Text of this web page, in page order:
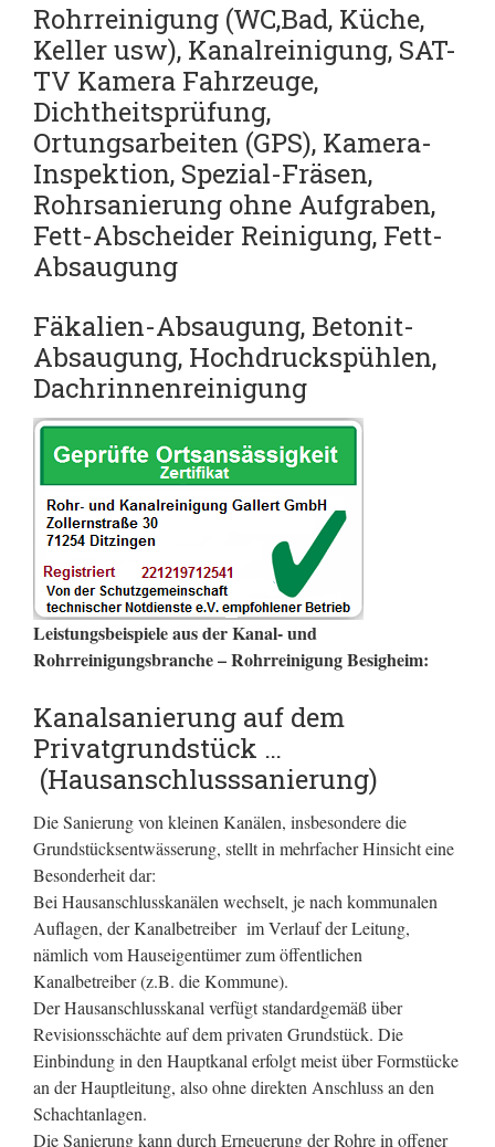
Rohrreinigung (WC,Bad, Küche,
Keller usw), Kanalreinigung, SAT-
TV Kamera Fahrzeuge,
Dichtheitsprüfung,
Ortungsarbeiten (GPS), Kamera-
Inspektion, Spezial-Fräsen,
Rohrsanierung ohne Aufgraben,
Fett-Abscheider Reinigung, Fett-
Absaugung
Fäkalien-Absaugung, Betonit-
Absaugung, Hochdruckspühlen,
Dachrinnenreinigung
Leistungsbeispiele aus der Kanal- und
Rohrreinigungsbranche – Rohrreinigung Besigheim:
Kanalsanierung auf dem
Privatgrundstück …
(Hausanschlusssanierung)
Die Sanierung von kleinen Kanälen, insbesondere die
Grundstücksentwässerung, stellt in mehrfacher Hinsicht eine
Besonderheit dar:
Bei Hausanschlusskanälen wechselt, je nach kommunalen
Auflagen, der Kanalbetreiber im Verlauf der Leitung,
nämlich vom Hauseigentümer zum öffentlichen
Kanalbetreiber (z.B. die Kommune).
Der Hausanschlusskanal verfügt standardgemäß über
Revisionsschächte auf dem privaten Grundstück. Die
Einbindung in den Hauptkanal erfolgt meist über Formstücke
an der Hauptleitung, also ohne direkten Anschluss an den
Schachtanlagen.
Die Sanierung kann durch Erneuerung der Rohre in offener